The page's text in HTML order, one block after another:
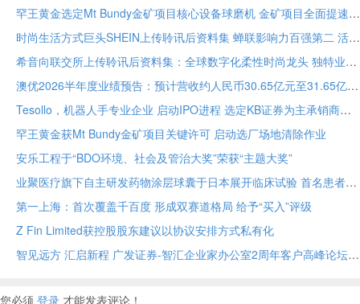
罕王黄金选定Mt Bundy金矿项目核心设备球磨机 金矿项目全面提速
时尚生活方式巨头SHEIN上传聆讯后资料集 蝉联影响力百强第二 活跃顾客达2.73亿
希音向联交所上传聆讯后资料集：全球数字化柔性时尚龙头 独特业务模式构筑坚固护城河
澳优2026半年度业绩预告：预计营收约人民币30.65亿元至31.65亿元 核心业务基础保持稳定
Tesollo，机器人手专业企业 启动IPO进程 选定KB证券为主承销商
罕王黄金获Mt Bundy金矿项目关键许可 启动选厂场地清除作业
安乐工程于“BDO环境、社会及管治大奖”荣获“主题大奖”
业聚医疗旗下自主研发药物涂层球囊于日本展开临床试验 首名患者已入组
第一上海：首次覆盖千百度 形成双赛道格局 给予“买入”评级
Z Fin Limited获控股股东建议以协议安排方式私有化
智见远方 汇启新程 广发证券-智汇企业家办公室2周年客户高峰论坛在穗举办
您必须 登录 才能发表评论！